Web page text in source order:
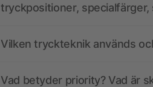
tryckpositioner,
Vilken tryckteknik används
Vad betyder priority? Vad är